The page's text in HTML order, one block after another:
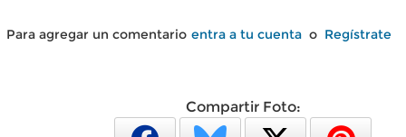
Para agregar un comentario entra a tu cuenta o Regístrate
Compartir Foto: